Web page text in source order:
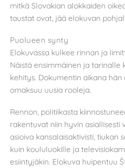
mitkä Slovakian alokkaiden
taustat ovat, jää elokuvan
Puolueen synty
Elokuvassa kulkee rinnan ja
Näistä ensimmäinen ja tarinalle
kehitys. Dokumentin aikana
omaksuu uusia rooleja.
Rennon, politiikasta
rakentuvat niin hyvin asiallisesti
asioiva kansalaisaktivisti, tiukan
kuin koululuokille ja
esiintyjäkin. Elokuva huipentuu